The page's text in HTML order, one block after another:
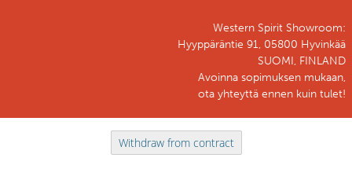
Western Spirit Showroom:
Hyyppäräntie 91, 05800 Hyvinkää
SUOMI, FINLAND
Avoinna sopimuksen mukaan,
ota yhteyttä ennen kuin tulet!
Withdraw from contract